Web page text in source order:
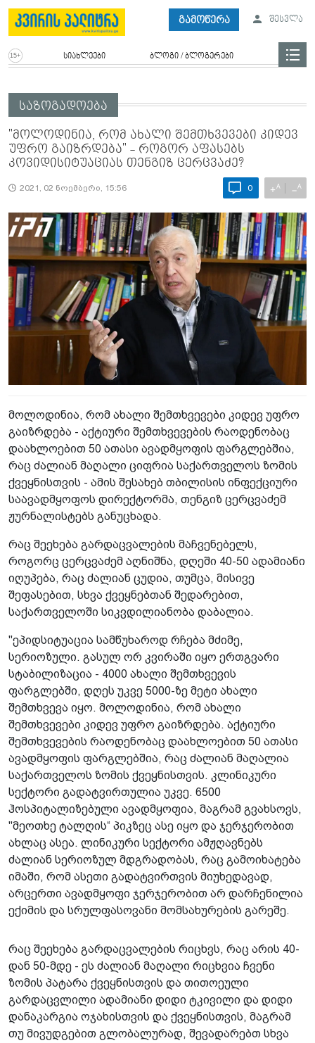
გამოწერა შესვლა
სიახლეები ბლოგი / ბლოგერები
საზოგადოება
"მოლოდინია, რომ ახალი შემთხვევები კიდევ
უფრო გაიზრდება" - როგორ აფასებს
კოვიდისიტუაციას თენგიზ ცერცვაძე?
2021, 02 ნოემბერი, 15:56 0 +A −A
მოლოდინია, რომ ახალი შემთხვევები კიდევ უფრო
გაიზრდება - აქტიური შემთხვევების რაოდენობაც
დაახლოებით 50 ათასი ავადმყოფის ფარგლებშია,
რაც ძალიან მაღალი ციფრია საქართველოს ზომის
ქვეყნისთვის - ამის შესახებ თბილისის ინფექციური
საავადმყოფოს დირექტორმა, თენგიზ ცერცვაძემ
ჟურნალისტებს განუცხადა.
რაც შეეხება გარდაცვალების მაჩვენებელს,
როგორც ცერცვაძემ აღნიშნა, დღეში 40-50 ადამიანი
იღუპება, რაც ძალიან ცუდია, თუმცა, მისივე
შეფასებით, სხვა ქვეყნებთან შედარებით,
საქართველოში სიკვდილიანობა დაბალია.
"ეპიდსიტუაცია სამწუხაროდ რჩება მძიმე,
სერიოზული. გასულ ორ კვირაში იყო ერთგვარი
სტაბილიზაცია - 4000 ახალი შემთხვევის
ფარგლებში, დღეს უკვე 5000-ზე მეტი ახალი
შემთხვევა იყო. მოლოდინია, რომ ახალი
შემთხვევები კიდევ უფრო გაიზრდება. აქტიური
შემთხვევების რაოდენობაც დაახლოებით 50 ათასი
ავადმყოფის ფარგლებშია, რაც ძალიან მაღალია
საქართველოს ზომის ქვეყნისთვის. კლინიკური
სექტორი გადატვირთულია უკვე. 6500
ჰოსპიტალიზებული ავადმყოფია, მაგრამ გვახსოვს,
"მეოთხე ტალღის“ პიკზეც ასე იყო და ჯერჯერობით
ახლაც ასეა. ლინიკური სექტორი ამჟღავნებს
ძალიან სერიოზულ მდგრადობას, რაც გამოიხატება
იმაში, რომ ასეთი გადატვირთვის მიუხედავად,
არცერთი ავადმყოფი ჯერჯერობით არ დარჩენილია
ექიმის და სრულფასოვანი მომსახურების გარეშე.
რაც შეეხება გარდაცვალების რიცხვს, რაც არის 40-
დან 50-მდე - ეს ძალიან მაღალი რიცხვია ჩვენი
ზომის პატარა ქვეყნისთვის და თითოეული
გარდაცვლილი ადამიანი დიდი ტკივილი და დიდი
დანაკარგია ოჯახისთვის და ქვეყნისთვის, მაგრამ
თუ მივუდგებით გლობალურად, შევადარებთ სხვა